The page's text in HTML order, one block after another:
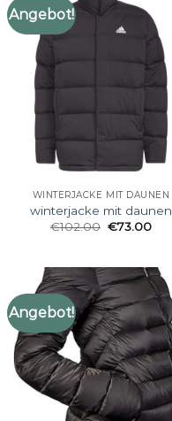
Angebot!
WINTERJACKE MIT DAUNEN
winterjacke mit daunen
€102.00 €73.00
Angebot!